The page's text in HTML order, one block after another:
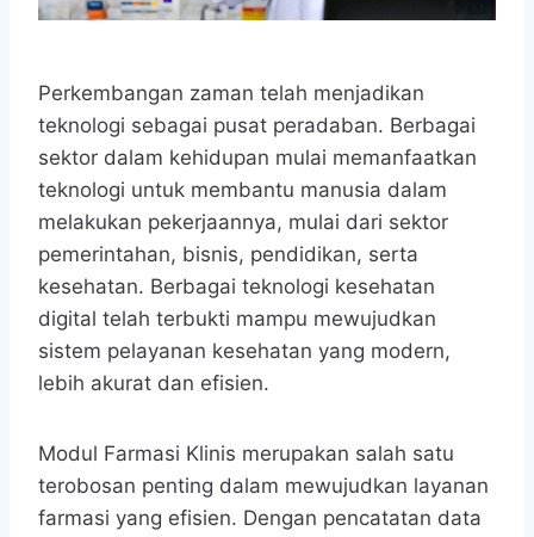
Perkembangan zaman telah menjadikan
teknologi sebagai pusat peradaban. Berbagai
sektor dalam kehidupan mulai memanfaatkan
teknologi untuk membantu manusia dalam
melakukan pekerjaannya, mulai dari sektor
pemerintahan, bisnis, pendidikan, serta
kesehatan. Berbagai teknologi kesehatan
digital telah terbukti mampu mewujudkan
sistem pelayanan kesehatan yang modern,
lebih akurat dan efisien.
Modul Farmasi Klinis merupakan salah satu
terobosan penting dalam mewujudkan layanan
farmasi yang efisien. Dengan pencatatan data